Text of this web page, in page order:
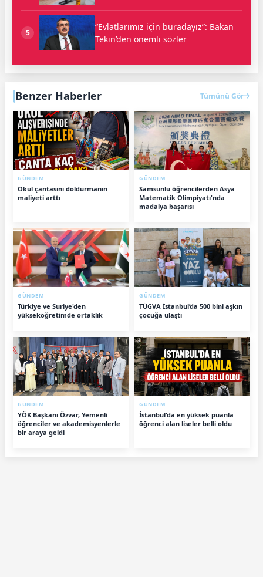
5
“Evlatlarımız için buradayız”: Bakan
Tekin’den önemli sözler
Benzer Haberler Tümünü Gör
GÜNDEM
Okul çantasını doldurmanın
maliyeti arttı
GÜNDEM
Samsunlu öğrencilerden Asya
Matematik Olimpiyatı'nda
madalya başarısı
GÜNDEM
Türkiye ve Suriye'den
yükseköğretimde ortaklık
GÜNDEM
TÜGVA İstanbul’da 500 bini aşkın
çocuğa ulaştı
GÜNDEM
YÖK Başkanı Özvar, Yemenli
öğrenciler ve akademisyenlerle
bir araya geldi
GÜNDEM
İstanbul'da en yüksek puanla
öğrenci alan liseler belli oldu